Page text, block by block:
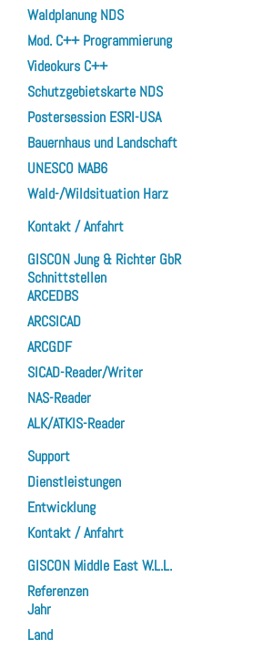
Waldplanung NDS
Mod. C++ Programmierung
Videokurs C++
Schutzgebietskarte NDS
Postersession ESRI-USA
Bauernhaus und Landschaft
UNESCO MAB6
Wald-/Wildsituation Harz
Kontakt / Anfahrt
GISCON Jung & Richter GbR
Schnittstellen
ARCEDBS
ARCSICAD
ARCGDF
SICAD-Reader/Writer
NAS-Reader
ALK/ATKIS-Reader
Support
Dienstleistungen
Entwicklung
Kontakt / Anfahrt
GISCON Middle East W.L.L.
Referenzen
Jahr
Land